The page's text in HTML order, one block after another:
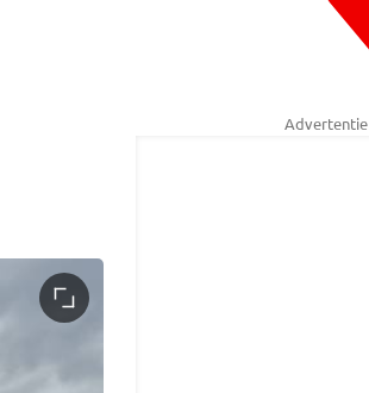
Advertentie